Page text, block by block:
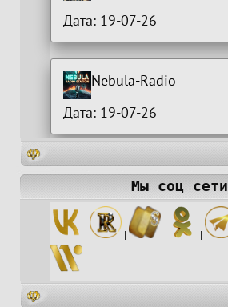
Дата: 19-07-26
Nebula-Radio
Дата: 19-07-26
Мы соц сети
| | | |
|